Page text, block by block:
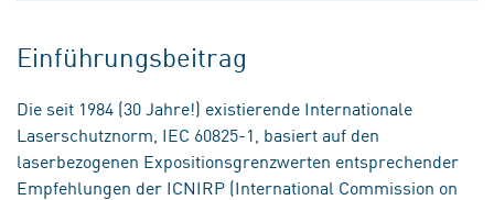
Einführungsbeitrag
Die seit 1984 (30 Jahre!) existierende Internationale
Laserschutznorm, IEC 60825-1, basiert auf den
laserbezogenen Expositionsgrenzwerten entsprechender
Empfehlungen der ICNIRP (International Commission on